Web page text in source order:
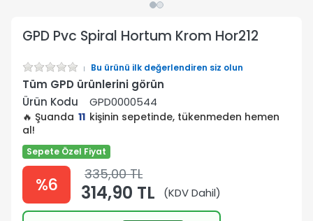
GPD Pvc Spiral Hortum Krom Hor212
Bu ürünü ilk değerlendiren siz olun
Tüm GPD ürünlerini görün
Ürün Kodu
GPD0000544
🔥 Şuanda 11 kişinin sepetinde, tükenmeden hemen
al!
Sepete Özel Fiyat
%6 335,00 TL
314,90 TL (KDV Dahil)